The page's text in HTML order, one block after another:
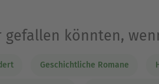
könnten,
Geschichtliche Romane